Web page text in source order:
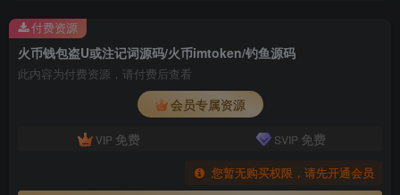
火币钱包盗U或注记词源码/火币imtoken/钓鱼源码
此内容为付费资源，请付费后查看
会员专属资源
VIP 免费 SVIP 免费
您暂无购买权限，请先开通会员
付费资源